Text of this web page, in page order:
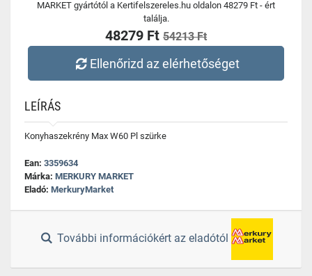
MARKET gyártótól a Kertifelszereles.hu oldalon 48279 Ft - ért
találja.
48279 Ft 54213 Ft
Ellenőrizd az elérhetőséget
LEÍRÁS
Konyhaszekrény Max W60 Pl szürke
Ean: 3359634
Márka: MERKURY MARKET
Eladó: MerkuryMarket
További információkért az eladótól